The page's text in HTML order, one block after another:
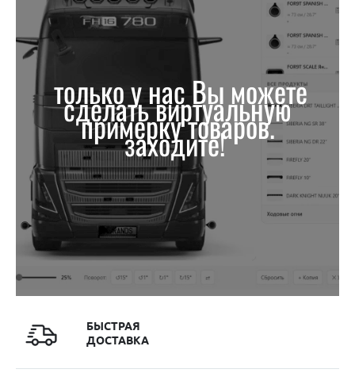
только у нас Вы можете
сделать виртуальную
примерку товаров.
заходите!
БЫСТРАЯ
ДОСТАВКА